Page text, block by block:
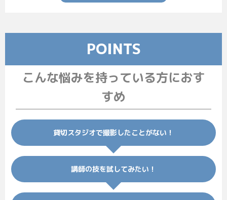
POINTS
こんな悩みを持っている方におす
すめ
貸切スタジオで撮影したことがない！
講師の技を試してみたい！